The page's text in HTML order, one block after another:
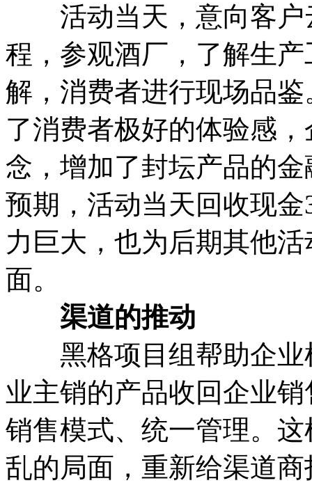
活动当天，意向客户
程，参观酒厂，了解生
解，消费者进行现场品
了消费者极好的体验感
念，增加了封坛产品的
预期，活动当天回收现
力巨大，也为后期其他
面。
渠道的推动
黑格项目组帮助企业
业主销的产品收回企业
销售模式、统一管理。
乱的局面，重新给渠道